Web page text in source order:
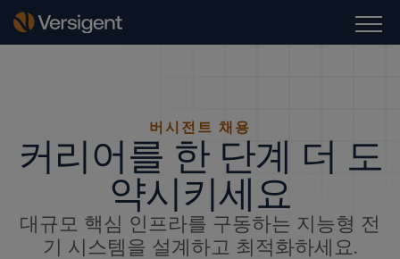
버시전트 채용
커리어를 한 단계 더 도
약시키세요
대규모 핵심 인프라를 구동하는 지능형 전
기 시스템을 설계하고 최적화하세요.